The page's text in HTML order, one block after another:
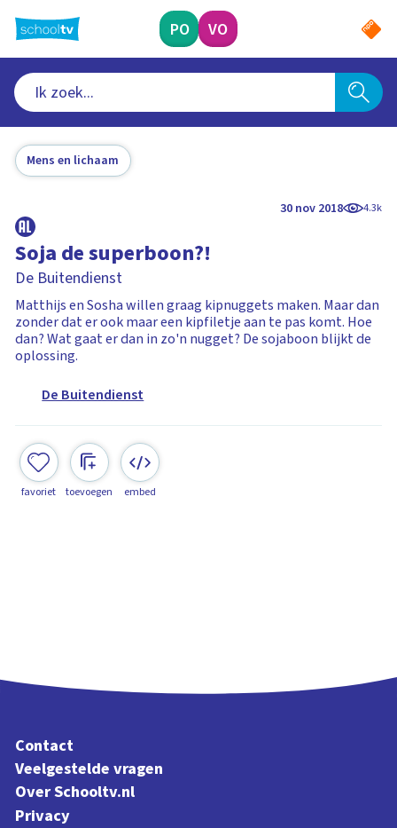
naar
hoofdinhoud
PO VO
Mens en lichaam
30 nov 2018 4.3k
Soja de superboon?!
De Buitendienst
Matthijs en Sosha willen graag kipnuggets maken. Maar dan
zonder dat er ook maar een kipfiletje aan te pas komt. Hoe
dan? Wat gaat er dan in zo'n nugget? De sojaboon blijkt de
oplossing.
De Buitendienst
favoriet toevoegen embed
Contact
Veelgestelde vragen
Over Schooltv.nl
Privacy